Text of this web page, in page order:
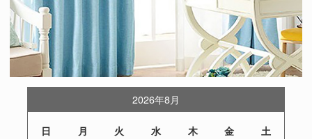
2026年8月
日 月 火 水 木 金 土